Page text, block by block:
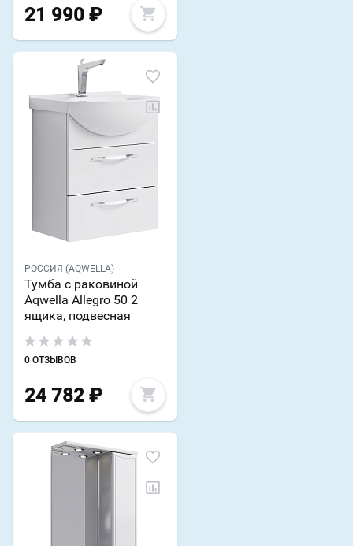
21 990 ₽
РОССИЯ (AQWELLA)
Тумба с раковиной
Aqwella Allegro 50 2
ящика, подвесная
0 ОТЗЫВОВ
24 782 ₽